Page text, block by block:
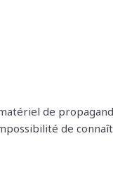
de
de